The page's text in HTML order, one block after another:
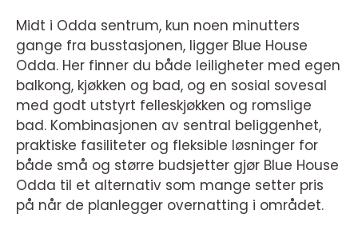
Midt i Odda sentrum, kun noen minutters
gange fra busstasjonen, ligger Blue House
Odda. Her finner du både leiligheter med egen
balkong, kjøkken og bad, og en sosial sovesal
med godt utstyrt felleskjøkken og romslige
bad. Kombinasjonen av sentral beliggenhet,
praktiske fasiliteter og fleksible løsninger for
både små og større budsjetter gjør Blue House
Odda til et alternativ som mange setter pris
på når de planlegger overnatting i området.